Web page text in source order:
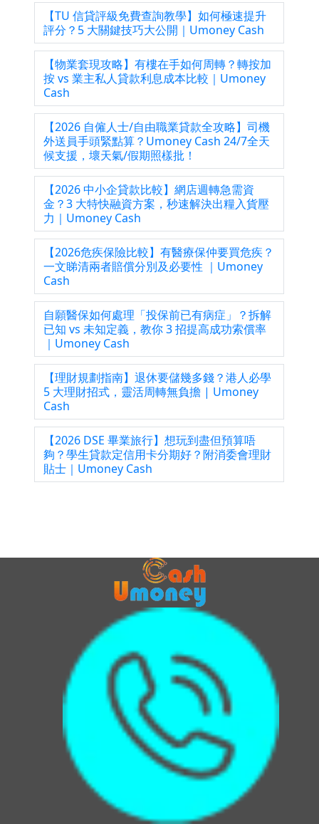
【TU 信貸評級免費查詢教學】如何極速提升
評分？5 大關鍵技巧大公開｜Umoney Cash
【物業套現攻略】有樓在手如何周轉？轉按加
按 vs 業主私人貸款利息成本比較｜Umoney
Cash
【2026 自僱人士/自由職業貸款全攻略】司機
外送員手頭緊點算？Umoney Cash 24/7全天
候支援，壞天氣/假期照樣批！
【2026 中小企貸款比較】網店週轉急需資
金？3 大特快融資方案，秒速解決出糧入貨壓
力｜Umoney Cash
【2026危疾保險比較】有醫療保仲要買危疾？
一文睇清兩者賠償分別及必要性 ｜Umoney
Cash
自願醫保如何處理「投保前已有病症」？拆解
已知 vs 未知定義，教你 3 招提高成功索償率
｜Umoney Cash
【理財規劃指南】退休要儲幾多錢？港人必學
5 大理財招式，靈活周轉無負擔 | Umoney
Cash
【2026 DSE 畢業旅行】想玩到盡但預算唔
夠？學生貸款定信用卡分期好？附消委會理財
貼士｜Umoney Cash